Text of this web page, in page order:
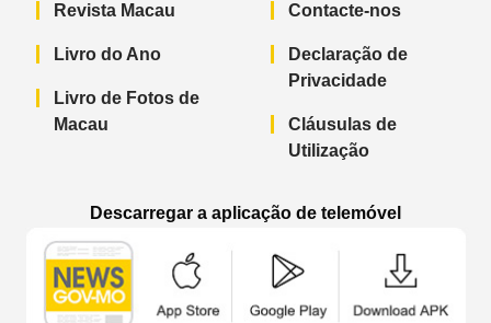
Revista Macau
Livro do Ano
Livro de Fotos de
Macau
Contacte-nos
Declaração de
Privacidade
Cláusulas de
Utilização
Descarregar a aplicação de telemóvel